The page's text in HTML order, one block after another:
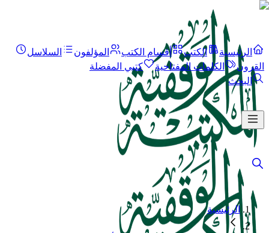
الرئيسية الكتب أقسام الكتب المؤلفون
السلاسل
القرون
الكلمات المفتاحية
كتبي المفضلة
البحث
الرئيسية